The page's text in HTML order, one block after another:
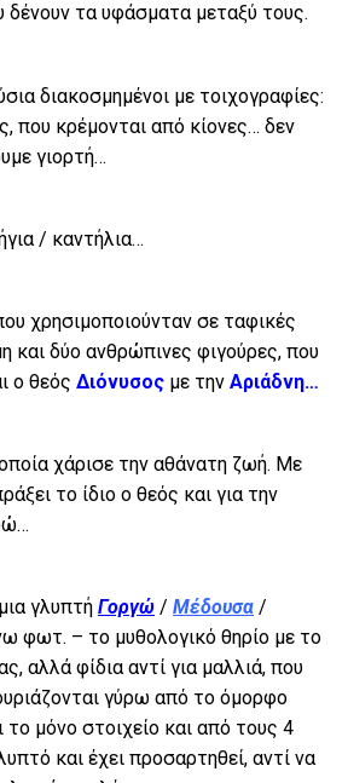
δένουν τα υφάσματα μεταξύ τους.
διακοσμημένοι με τοιχογραφίες:
που κρέμονται από κίονες… δεν
γιορτή…
/ καντήλια…
χρησιμοποιούνταν σε ταφικές
και δύο ανθρώπινες φιγούρες, που
ο θεός Διόνυσος με την Αριάδνη…
χάρισε την αθάνατη ζωή. Με
το ίδιο ο θεός και για την
γλυπτή Γοργώ / Μέδουσα /
φωτ. – το μυθολογικό θηρίο με το
αλλά φίδια αντί για μαλλιά, που
γύρω από το όμορφο
μόνο στοιχείο και από τους 4
και έχει προσαρτηθεί, αντί να